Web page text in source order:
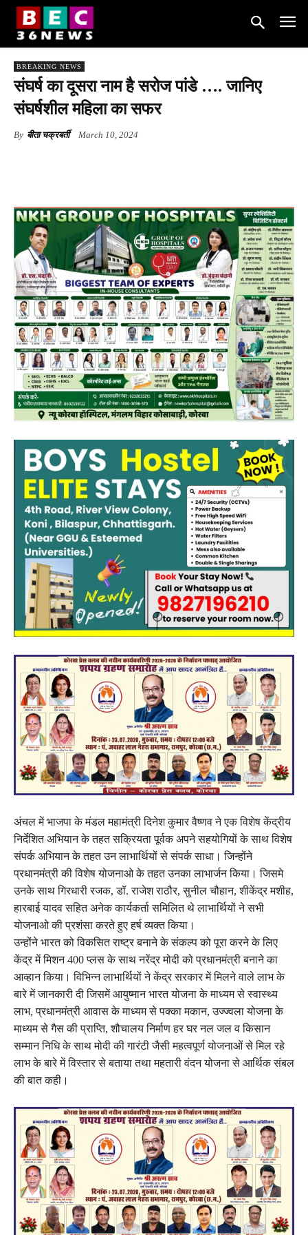
BREAKING NEWS
संघर्ष का दूसरा नाम है सरोज पांडे …. जानिए
संघर्षशील महिला का सफर
By बीता चक्रबर्ती March 10, 2024
अंचल में भाजपा के मंडल महामंत्री दिनेश कुमार वैष्णव ने एक विशेष केंद्रीय
निर्देशित अभियान के तहत सक्रियता पूर्वक अपने सहयोगियों के साथ विशेष
संपर्क अभियान के तहत उन लाभार्थियों से संपर्क साधा। जिन्होंने
प्रधानमंत्री की विशेष योजनाओ के तहत उनका लाभार्जन किया। जिसमे
उनके साथ गिरधारी रजक, डॉ. राजेश राठौर, सुनील चौहान, शीकेंद्र मशीह,
हारबाई यादव सहित अनेक कार्यकर्ता समिलित थे लाभार्थियों ने सभी
योजनाओ की प्रशंसा करते हुए हर्ष व्यक्त किया।
उन्होंने भारत को विकसित राष्ट्र बनाने के संकल्प को पूरा करने के लिए
केंद्र में मिशन 400 प्लस के साथ नरेंद्र मोदी को प्रधानमंत्री बनाने का
आव्हान किया। विभिन्न लाभार्थियों ने केंद्र सरकार में मिलने वाले लाभ के
बारे में जानकारी दी जिसमें आयुष्मान भारत योजना के माध्यम से स्वास्थ्य
लाभ, प्रधानमंत्री आवास के माध्यम से पक्का मकान, उज्ज्वला योजना के
माध्यम से गैस की प्राप्ति, शौचालय निर्माण हर घर नल जल व किसान
सम्मान निधि के साथ मोदी की गारंटी जैसी महत्वपूर्ण योजनाओं से मिल रहे
लाभ के बारे में विस्तार से बताया तथा महतारी वंदन योजना से आर्थिक संबल
की बात कही।